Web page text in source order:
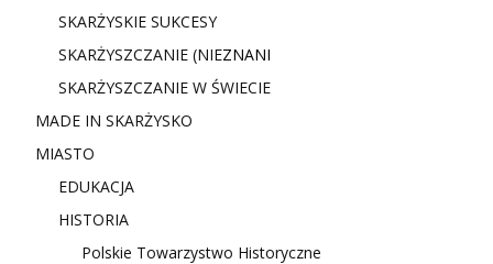
SKARŻYSKIE SUKCESY
SKARŻYSZCZANIE (NIEZNANI
SKARŻYSZCZANIE W ŚWIECIE
MADE IN SKARŻYSKO
MIASTO
EDUKACJA
HISTORIA
Polskie Towarzystwo Historyczne